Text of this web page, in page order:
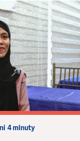
4 minuty